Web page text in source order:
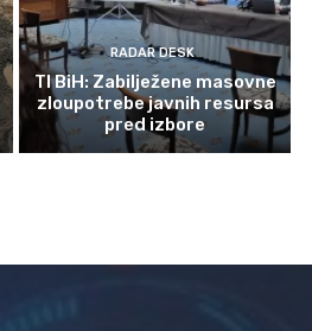
RADAR DESK
TI BiH: Zabilježene masovne
zloupotrebe javnih resursa
pred izbore